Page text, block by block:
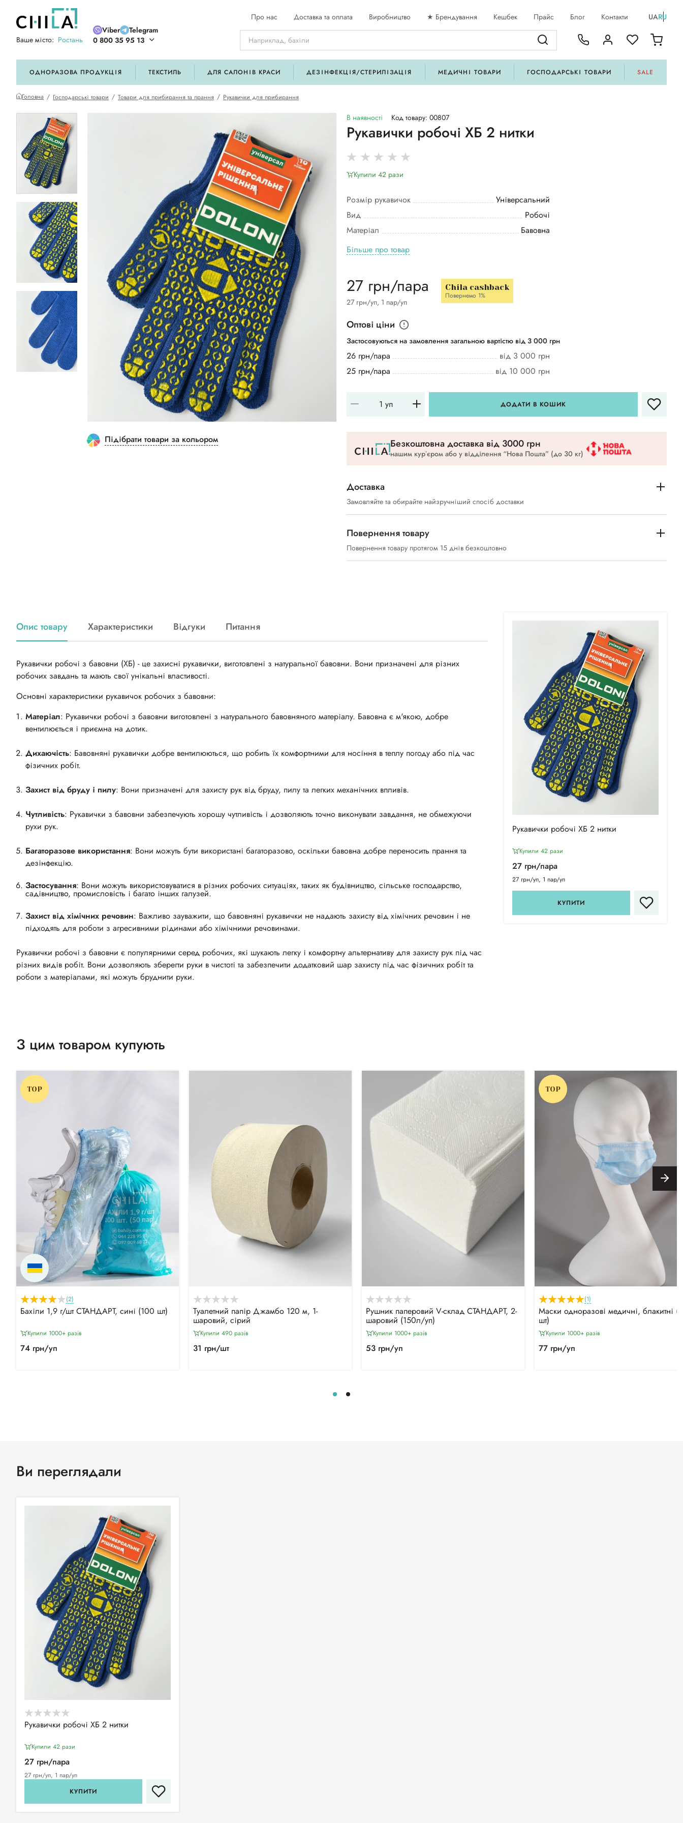
Ваше місто: Ростань
Viber
Telegram
0 800 35 95 13
Про нас Доставка та оплата Виробництво ★ Брендування Кешбек Прайс Блог Контакти UARU
ОДНОРАЗОВА ПРОДУКЦІЯ ТЕКСТИЛЬ ДЛЯ САЛОНІВ КРАСИ ДЕЗІНФЕКЦІЯ/СТЕРИЛІЗАЦІЯ МЕДИЧНІ ТОВАРИ ГОСПОДАРСЬКІ ТОВАРИ SALE
Головна Господарські товари Товари для прибирання та прання Рукавички для прибирання
Підібрати товари за кольором
В наявності Код товару: 00807
Рукавички робочі ХБ 2 нитки
Купили 42 рази
Розмір рукавичок
Універсальний
Вид
Робочі
Матеріал
Бавовна
Більше про товар
27 грн/пара
27 грн/уп, 1 пар/уп
Chila cashback
Повернемо 1%
Оптові ціни
Застосовуються на замовлення загальною вартістю від 3 000 грн
26 грн/пара
від 3 000 грн
25 грн/пара
від 10 000 грн
ДОДАТИ В КОШИК
Безкоштовна доставка вiд 3000 грн
нашим курʼєром або у відділення “Нова Пошта” (до 30 кг)
Доставка
Замовляйте та обирайте найзручніший спосіб доставки
Повернення товару
Повернення товару протягом 15 днів безкоштовно
Опис товару Характеристики Відгуки Питання
Рукавички робочі з бавовни (ХБ) - це захисні рукавички, виготовлені з натуральної бавовни. Вони призначені для різних
робочих завдань та мають свої унікальні властивості.
Основні характеристики рукавичок робочих з бавовни:
Матеріал: Рукавички робочі з бавовни виготовлені з натурального бавовняного матеріалу. Бавовна є м'якою, добре
вентилюється і приємна на дотик.
Дихаючість: Бавовняні рукавички добре вентилюються, що робить їх комфортними для носіння в теплу погоду або під час
фізичних робіт.
Захист від бруду і пилу: Вони призначені для захисту рук від бруду, пилу та легких механічних впливів.
Чутливість: Рукавички з бавовни забезпечують хорошу чутливість і дозволяють точно виконувати завдання, не обмежуючи
рухи рук.
Багаторазове використання: Вони можуть бути використані багаторазово, оскільки бавовна добре переносить прання та
дезінфекцію.
Застосування: Вони можуть використовуватися в різних робочих ситуаціях, таких як будівництво, сільське господарство,
садівництво, промисловість і багато інших галузей.
Захист від хімічних речовин: Важливо зауважити, що бавовняні рукавички не надають захисту від хімічних речовин і не
підходять для роботи з агресивними рідинами або хімічними речовинами.
Рукавички робочі з бавовни є популярними серед робочих, які шукають легку і комфортну альтернативу для захисту рук під час
різних видів робіт. Вони дозволяють зберегти руки в чистоті та забезпечити додатковий шар захисту під час фізичних робіт та
роботи з матеріалами, які можуть бруднити руки.
Рукавички робочі ХБ 2 нитки
Купили 42 рази
27 грн/пара
27 грн/уп, 1 пар/уп
КУПИТИ
З цим товаром купують
TOP
(2)
Бахіли 1,9 г/шт СТАНДАРТ, сині (100 шт)
Купили 1000+ разiв
74 грн/уп
Туалетний папір Джамбо 120 м, 1-
шаровий, сірий
Купили 490 разiв
31 грн/шт
Рушник паперовий V-склад СТАНДАРТ, 2-
шаровий (150л/уп)
Купили 1000+ разiв
53 грн/уп
TOP
(1)
Маски одноразові медичні, блакитні
шт)
Купили 1000+ разiв
77 грн/уп
Ви переглядали
Рукавички робочі ХБ 2 нитки
Купили 42 рази
27 грн/пара
27 грн/уп, 1 пар/уп
КУПИТИ